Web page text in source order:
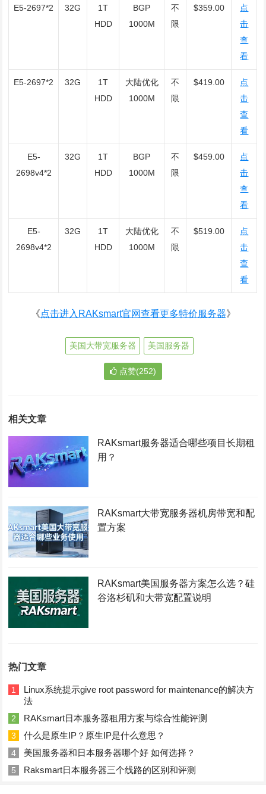
E5-2697*2 32G
1T
HDD
BGP
1000M
不
限
$359.00
点
击
查
看
E5-2697*2 32G
1T
HDD
大陆优化
1000M
不
限
$419.00
点
击
查
看
E5-
2698v4*2
32G
1T
HDD
BGP
1000M
不
限
$459.00
点
击
查
看
E5-
2698v4*2
32G
1T
HDD
大陆优化
1000M
不
限
$519.00
点
击
查
看
《点击进入RAKsmart官网查看更多特价服务器》
美国大带宽服务器 美国服务器
点赞(252)
相关文章
RAKsmart服务器适合哪些项目长期租
用？
RAKsmart大带宽服务器机房带宽和配
置方案
RAKsmart美国服务器方案怎么选？硅
谷洛杉矶和大带宽配置说明
热门文章
1
Linux系统提示give root password for maintenance的解决方
法
2 RAKsmart日本服务器租用方案与综合性能评测
3 什么是原生IP？原生IP是什么意思？
4 美国服务器和日本服务器哪个好 如何选择？
5 Raksmart日本服务器三个线路的区别和评测